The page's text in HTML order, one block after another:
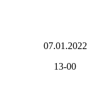
07.01.2022
13-00